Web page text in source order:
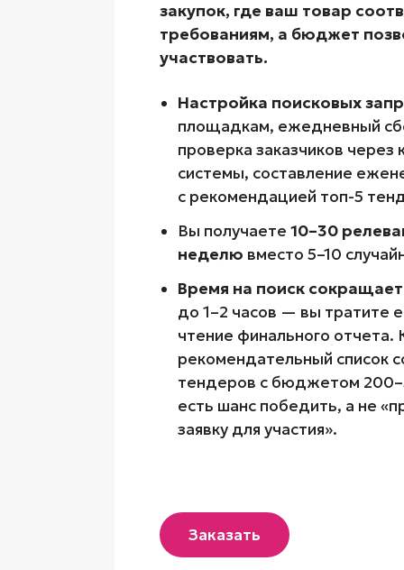
закупок, где ваш товар
требованиям, а бюджет
участвовать.
Настройка поисковых
площадкам, ежедневный
проверка заказчиков через
системы, составление
с рекомендацией топ-5
Вы получаете 10–30
неделю вместо 5–10
Время на поиск
до 1–2 часов — вы тратите
чтение финального
рекомендательный список
тендеров с бюджетом
есть шанс победить, а не
заявку для участия».
Заказать